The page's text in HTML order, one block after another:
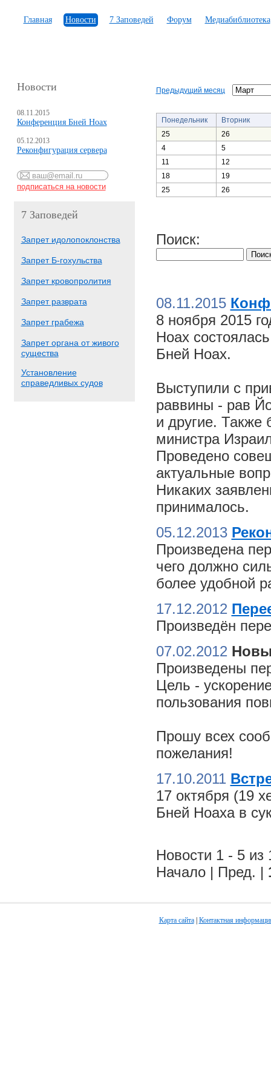
Главная Новости 7 Заповедей Форум Медиабиблиотека
Новости
08.11.2015
Конференция Бней Ноах
05.12.2013
Реконфигурация сервера
7 Заповедей
Запрет идолопоклонства
Запрет Б-гохульства
Запрет кровопролития
Запрет разврата
Запрет грабежа
Запрет органа от живого
существа
Установление
справедливых судов
Предыдущий месяц
Понедельник
Вторник
25
26
4
5
11
12
18
19
25
26
Поиск:
08.11.2015
8 ноября 2015
Ноах
Бней Ноах.
Выступили с
раввины - рав
и другие. Также
министра
Проведено
актуальные
Никаких
принималось.
05.12.2013
Произведена
чего должно
более удобной
17.12.2012
Произведён
07.02.2012
Произведены
Цель -
пользования
Прошу всех
пожелания!
17.10.2011
17 октября (19
Бней Ноаха в
Новости 1 - 5 из
Начало | Пред. |
Карта сайта| Контактная